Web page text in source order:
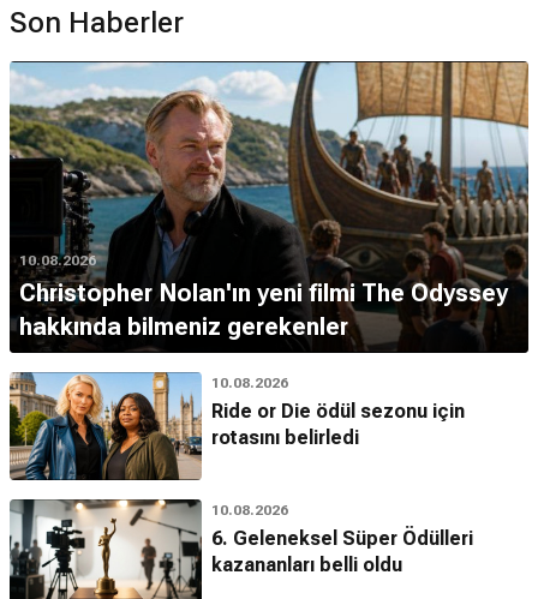
Son Haberler
10.08.2026
Christopher Nolan'ın yeni filmi The Odyssey
hakkında bilmeniz gerekenler
10.08.2026
Ride or Die ödül sezonu için
rotasını belirledi
10.08.2026
6. Geleneksel Süper Ödülleri
kazananları belli oldu